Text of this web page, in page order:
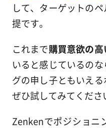
して、ターゲットの
提です。
これまで購買意欲の
いると感じているの
グの申し子ともいえ
ぜひ試してみてくださ
Zenkenでポジショニ